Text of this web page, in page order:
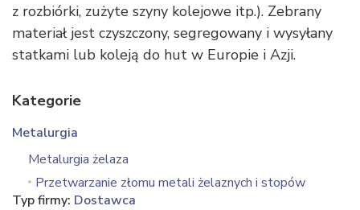
z rozbiórki, zużyte szyny kolejowe itp.). Zebrany
materiał jest czyszczony, segregowany i wysyłany
statkami lub koleją do hut w Europie i Azji.
Kategorie
Metalurgia
Metalurgia żelaza
Przetwarzanie złomu metali żelaznych i stopów
Typ firmy: Dostawca